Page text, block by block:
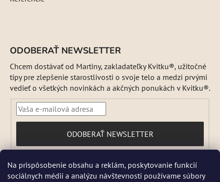
Na prispôsobenie obsahu a reklám, poskytovanie funkcií
sociálnych médií a analýzu návštevnosti používame súbory
DŇA 5 a 6 AUGUSTA NEBUDEME ODOSIELAŤ ŽIADNE ZÁSIELKY. ☀️
ODOBERAŤ NEWSLETTER
Chcem dostávať od Martiny, zakladateľky Kvitku®, užitočné
tipy pre zlepšenie starostlivosti o svoje telo a medzi prvými
vedieť o všetkých novinkách a akčných ponukách v Kvitku®.
PRIHLÁSIŤ
SA
ODOBERAŤ NEWSLETTER
podmienkami ochrany osobných údajov